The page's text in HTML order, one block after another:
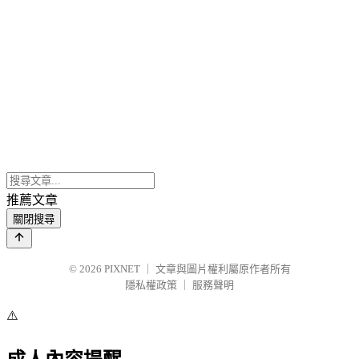
推薦文章
關閉搜尋
© 2026 PIXNET
文章與圖片權利屬原作者所有
隱私權政策
服務聲明
⚠️